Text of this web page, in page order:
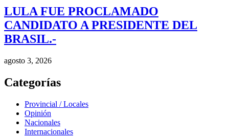
LULA FUE PROCLAMADO
CANDIDATO A PRESIDENTE DEL
BRASIL.-
agosto 3, 2026
Categorías
Provincial / Locales
Opinión
Nacionales
Internacionales